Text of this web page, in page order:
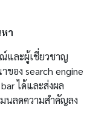
า
และผู้เชี่ยวชาญ
ของ search engine
ได้และส่งผล
มนลดความสำคัญลง